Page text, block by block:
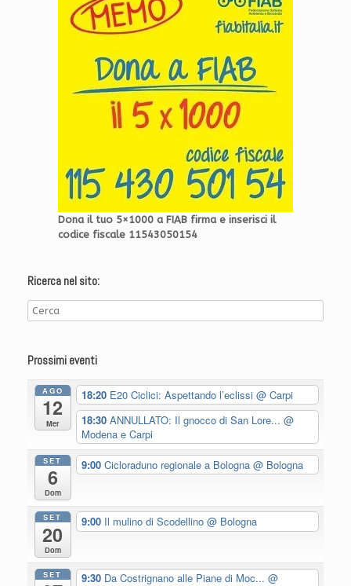
Dona il tuo 5×1000 a FIAB firma e inserisci il
codice fiscale 11543050154
Ricerca nel sito:
Prossimi eventi
AGO
12
Mer
18:20 E20 Ciclici: Aspettando l’eclissi @ Carpi
18:30 ANNULLATO: Il gnocco di San Lore... @
Modena e Carpi
SET
6
Dom
9:00 Cicloraduno regionale a Bologna @ Bologna
SET
20
Dom
9:00 Il mulino di Scodellino @ Bologna
SET 9:30 Da Costrignano alle Piane di Moc... @